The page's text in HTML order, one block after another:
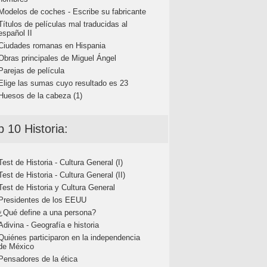
de coches - Escribe su fabricante
de películas mal traducidas al
II
romanas en Hispania
principales de Miguel Ángel
de película
las sumas cuyo resultado es 23
de la cabeza (1)
10 Historia:
de Historia - Cultura General (I)
de Historia - Cultura General (II)
de Historia y Cultura General
de los EEUU
define a una persona?
- Geografía e historia
participaron en la independencia
México
de la ética